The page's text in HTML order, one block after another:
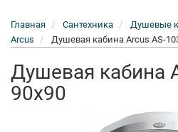
Главная Сантехника Душевые
Arcus
Душевая кабина Arcus AS-
Душевая кабина
90x90